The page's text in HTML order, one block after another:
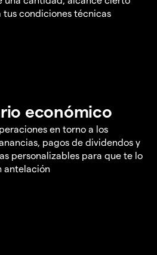
tus condiciones técnicas
económico
en torno a los
pagos de dividendos y
personalizables para que te lo
antelación